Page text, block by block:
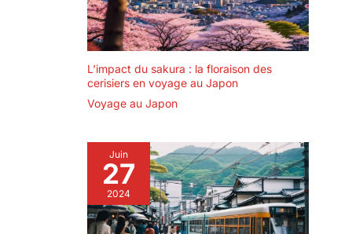
L’impact du sakura : la floraison des
cerisiers en voyage au Japon
Voyage au Japon
Juin
27
2024